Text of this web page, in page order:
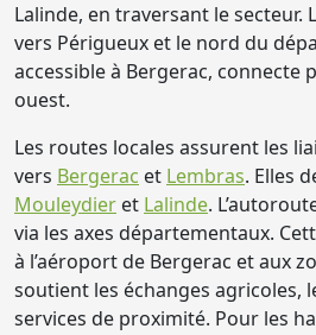
Lalinde, en traversant le secteur.
vers Périgueux et le nord du
accessible à Bergerac, connecte
ouest.
Les routes locales assurent les
vers Bergerac et Lembras. Elles
Mouleydier et Lalinde.
via les axes départementaux.
à l’aéroport de Bergerac et aux
soutient les échanges agricoles,
services de proximité. Pour les